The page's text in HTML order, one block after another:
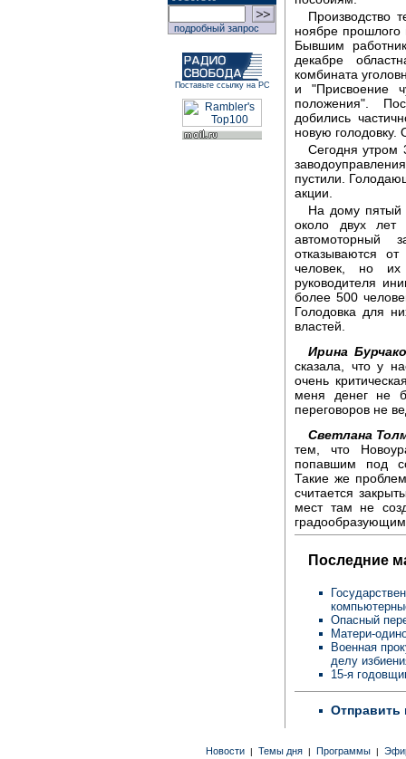
подробный запрос
Поставьте ссылку на РС
Производство
ноябре прошлого
Бывшим
декабре
комбината
и "Присвоение
положения".
добились
новую голодовку.
Сегодня утром
пустили.
акции.
На дому пятый
около двух лет
автомоторный
отказываются
человек, но их
руководителя
более 500
Голодовка для
властей.
Ирина
сказала, что у
очень
меня денег не
переговоров не
Светлана
тем, что
попавшим под
Такие же
считается
мест там не
Последние
Опасный
Матери-
Военная
делу
15-я
Отправить
Новости | Темы дня | Программы |